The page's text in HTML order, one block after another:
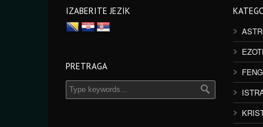
IZABERITE JEZIK
PRETRAGA